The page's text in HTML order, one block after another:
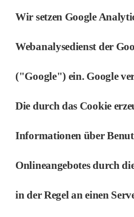
Wir setzen Google
Webanalysedienst der
("Google") ein. Google
Die durch das Cookie
Informationen über
Onlineangebotes durch
in der Regel an einen